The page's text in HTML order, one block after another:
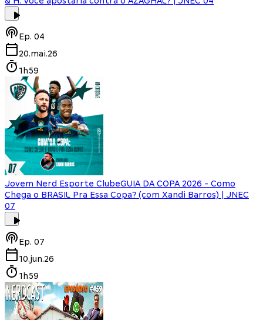
Ep. 04
20.mai.26
1h59
Jovem Nerd Esporte ClubeGUIA DA COPA 2026 - Como
Chega o BRASIL Pra Essa Copa? (com Xandi Barros) | JNEC
07
Ep. 07
10.jun.26
1h59